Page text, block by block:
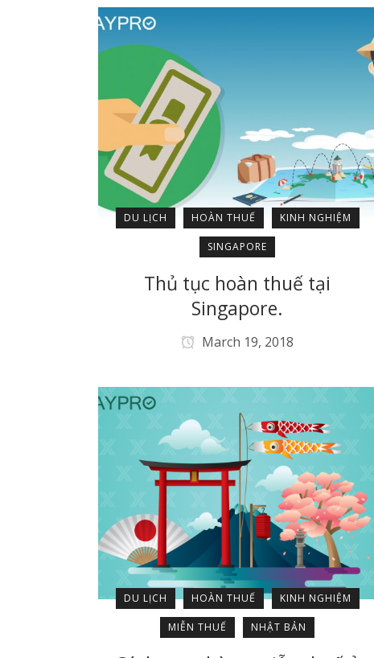
DU LỊCH HOÀN THUẾ KINH NGHIỆM
SINGAPORE
Thủ tục hoàn thuế tại
Singapore.
March 19, 2018
DU LỊCH HOÀN THUẾ KINH NGHIỆM
MIỄN THUẾ NHẬT BẢN